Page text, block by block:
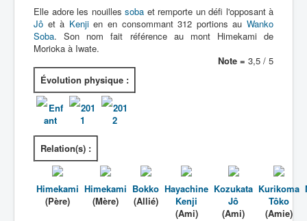
Elle adore les nouilles soba et remporte un défi l'opposant à
Jô et à Kenjien en consommant 312 portions auWanko
Soba. Son nom fait référence au mont Himekami de
Morioka à Iwate.
Note = 3,5 / 5
Évolution physique :
Enf
ant
201
1
201
2
Relation(s) :
Himekami
(Père)
Himekami
(Mère)
Bokko
(Allié)
Hayachine
Kenji
(Ami)
Kozukata
Jô
(Ami)
Kurikoma
Tôko
(Amie)